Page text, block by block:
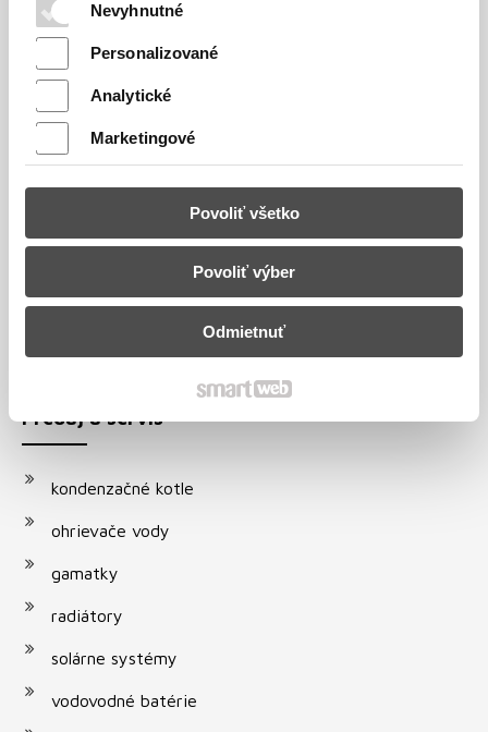
Nevyhnutné
Personalizované
Analytické
Marketingové
Odmietnuť
Povoliť výber
Povoliť všetko
Nájdete nás
RECOS s.r.o.
Stummerova 33
95501Topoľčany
+421 38 5320 167
Predaj a servis
kondenzačné kotle
ohrievače vody
gamatky
radiátory
solárne systémy
vodovodné batérie